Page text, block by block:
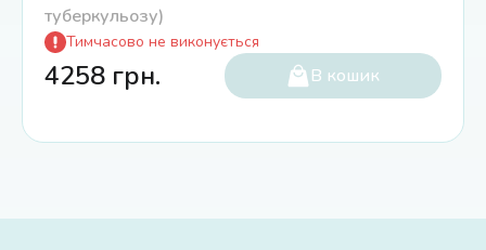
туберкульозу)
Тимчасово не виконується
4258 грн. В кошик